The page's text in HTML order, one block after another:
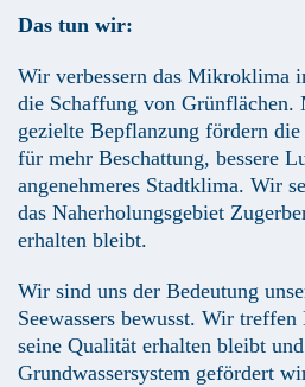
Das tun wir:
Wir verbessern das Mikroklima
die Schaffung von Grünflächen.
gezielte Bepflanzung fördern
für mehr Beschattung, bessere
angenehmeres Stadtklima. Wir
das Naherholungsgebiet
erhalten bleibt.
Wir sind uns der Bedeutung
Seewassers bewusst. Wir
seine Qualität erhalten bleibt
Grundwassersystem gefördert